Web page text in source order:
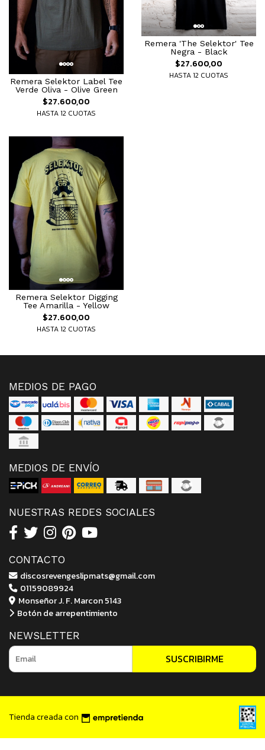
Remera Selektor Label Tee
Verde Oliva - Olive Green
$27.600,00
HASTA 12 CUOTAS
Remera 'The Selektor' Tee
Negra - Black
$27.600,00
HASTA 12 CUOTAS
Remera Selektor Digging
Tee Amarilla - Yellow
$27.600,00
HASTA 12 CUOTAS
MEDIOS DE PAGO
MEDIOS DE ENVÍO
NUESTRAS REDES SOCIALES
CONTACTO
discosrevengeslipmats@gmail.com
01159089924
Monseñor J. F. Marcon 5143
Botón de arrepentimiento
NEWSLETTER
SUSCRIBIRME
Tienda creada con